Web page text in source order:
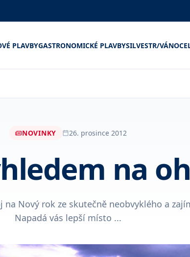
PLAVBYGASTRONOMICKÉ PLAVBYSILVESTR/VÁNOCE
NOVINKY 26. prosince 2012
na
Nový rok ze skutečně neobvyklého a
Napadá vás lepší místo ...